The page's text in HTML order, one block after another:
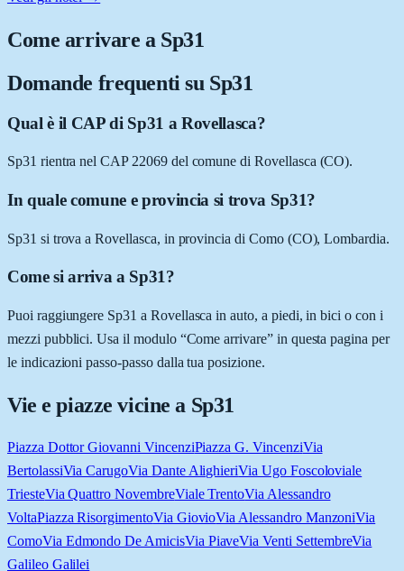
Come arrivare a Sp31
Domande frequenti su Sp31
Qual è il CAP di Sp31 a Rovellasca?
Sp31 rientra nel CAP 22069 del comune di Rovellasca (CO).
In quale comune e provincia si trova Sp31?
Sp31 si trova a Rovellasca, in provincia di Como (CO), Lombardia.
Come si arriva a Sp31?
Puoi raggiungere Sp31 a Rovellasca in auto, a piedi, in bici o con i
mezzi pubblici. Usa il modulo “Come arrivare” in questa pagina per
le indicazioni passo-passo dalla tua posizione.
Vie e piazze vicine a Sp31
Piazza Dottor Giovanni VincenziPiazza G. VincenziVia
BertolassiVia CarugoVia Dante AlighieriVia Ugo Foscoloviale
TriesteVia Quattro NovembreViale TrentoVia Alessandro
VoltaPiazza RisorgimentoVia GiovioVia Alessandro ManzoniVia
ComoVia Edmondo De AmicisVia PiaveVia Venti SettembreVia
Galileo Galilei